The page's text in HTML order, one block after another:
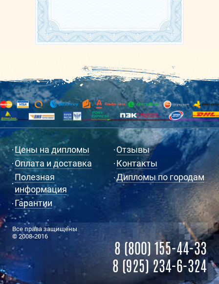
Цены на дипломы
Оплата и доставка
Полезная
информация
Гарантии
Отзывы
Контакты
Дипломы по городам
Все права защищены
© 2008-2016
8 (800) 155-44-33
8 (925) 234-6-324